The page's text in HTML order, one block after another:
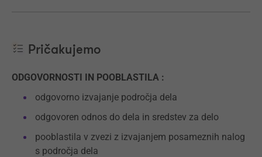
Pričakujemo
ODGOVORNOSTI IN POOBLASTILA :
odgovorno izvajanje področja dela
odgovoren odnos do dela in sredstev za delo
pooblastila v zvezi z izvajanjem posameznih nalog
s področja dela